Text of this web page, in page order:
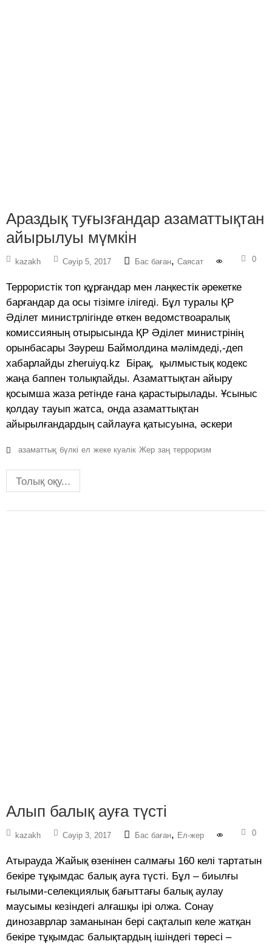
Араздық туғызғандар азаматтықтан
айырылуы мүмкін
kazakh Сәуір 5, 2017 Бас баған, Саясат 0
Террористік топ құрғандар мен лаңкестік әрекетке
барғандар да осы тізімге ілігеді. Бұл туралы ҚР
Әділет министрлігінде өткен ведомствоаралық
комиссияның отырысында ҚР Әділет министрінің
орынбасары Зәуреш Баймолдина мәлімдеді,-деп
хабарлайды zheruiyq.kz Бірақ, қылмыстық кодекс
жаңа баппен толықпайды. Азаматтықтан айыру
қосымша жаза ретінде ғана қарастырылады. Ұсыныс
қолдау тауып жатса, онда азаматтықтан
айырылғандардың сайлауға қатысуына, әскери
азаматтық бүлкі ел жеке куәлік Жер заң терроризм
Толық оқу...
Алып балық ауға түсті
kazakh Сәуір 3, 2017 Бас баған, Ел-жер 0
Атырауда Жайық өзенінен салмағы 160 келі тартатын
бекіре тұқымдас балық ауға түсті. Бұл – биылғы
ғылыми-селекциялық бағыттағы балық аулау
маусымы кезіндегі алғашқы ірі олжа. Сонау
динозаврлар заманынан бері сақталып келе жатқан
бекіре тұқымдас балықтардың ішіндегі төресі –